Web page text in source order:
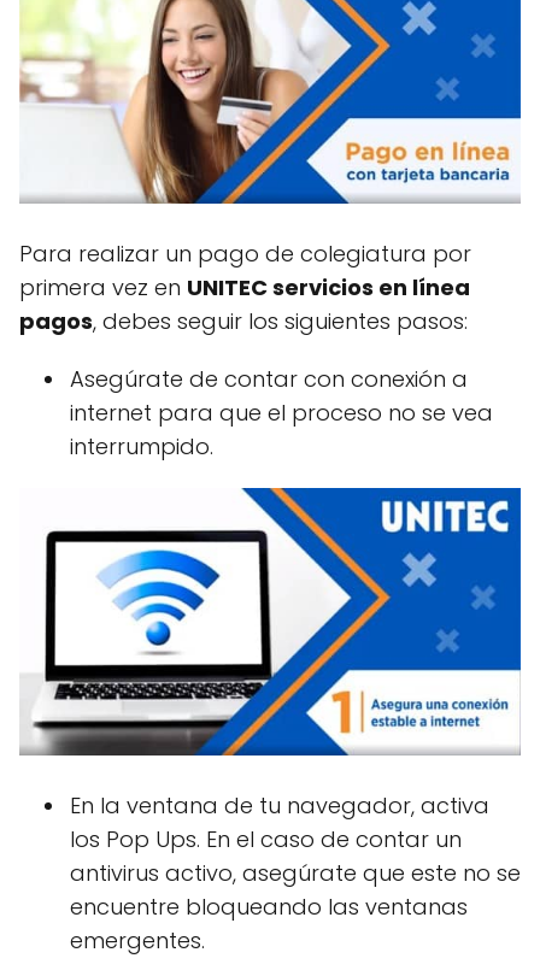
Para realizar un pago de colegiatura por
primera vez en UNITEC servicios en línea
pagos, debes seguir los siguientes pasos:
Asegúrate de contar con conexión a
internet para que el proceso no se vea
interrumpido.
En la ventana de tu navegador, activa
los Pop Ups. En el caso de contar un
antivirus activo, asegúrate que este no se
encuentre bloqueando las ventanas
emergentes.